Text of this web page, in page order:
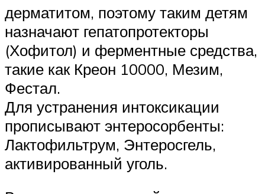
дерматитом, поэтому таким детям
назначают гепатопротекторы
(Хофитол) и ферментные средства,
такие как Креон 10000, Мезим,
Фестал.
Для устранения интоксикации
прописывают энтеросорбенты:
Лактофильтрум, Энтеросгель,
активированный уголь.